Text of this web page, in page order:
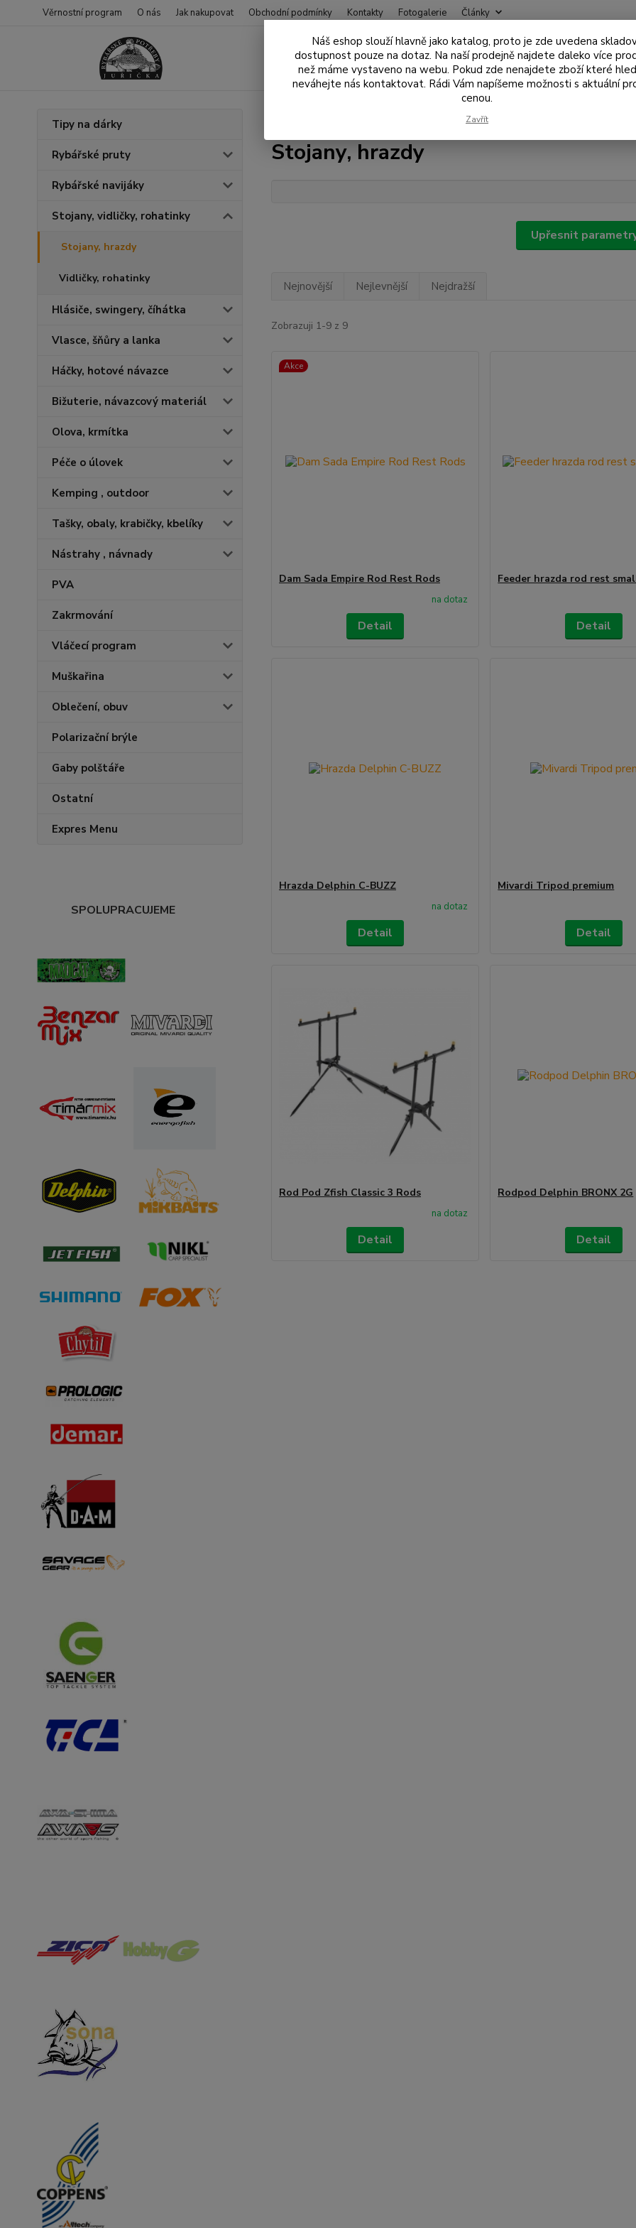
Věrnostní program O nás Jak nakupovat Obchodní podmínky Kontakty Fotogalerie Články
Hledat
Tipy na dárky
Rybářské pruty
Rybářské navijáky
Stojany, vidličky, rohatinky
Stojany, hrazdy
Vidličky, rohatinky
Hlásiče, swingery, číhátka
Vlasce, šňůry a lanka
Háčky, hotové návazce
Bižuterie, návazcový materiál
Olova, krmítka
Péče o úlovek
Kemping , outdoor
Tašky, obaly, krabičky, kbelíky
Nástrahy , návnady
PVA
Zakrmování
Vláčecí program
Muškařina
Oblečení, obuv
Polarizační brýle
Gaby polštáře
Ostatní
Expres Menu
SPOLUPRACUJEME
Stojany, hrazdy
Stojany, hrazdy
Upřesnit
Nejnovější Nejlevnější Nejdražší
Zobrazuji 1-9 z 9
Akce
Dam Sada Empire Rod Rest Rods
na dotaz
Detail
Feeder hrazda rod rest
Detail
Hrazda Delphin C-BUZZ
na dotaz
Detail
Mivardi Tripod premium
Detail
Rod Pod Zfish Classic 3 Rods
na dotaz
Detail
Rodpod Delphin BRONX 2G
Detail
Náš eshop slouží hlavně jako katalog, proto je zde uvedena
dostupnost pouze na dotaz. Na naší prodejně najdete daleko více
než máme vystaveno na webu. Pokud zde nenajdete zboží které
neváhejte nás kontaktovat. Rádi Vám napíšeme možnosti s aktuální
cenou.
Zavřít